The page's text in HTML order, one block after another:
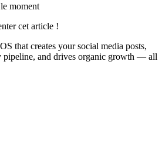
moment
cet article !
that creates your social media posts,
pipeline, and drives organic growth — all